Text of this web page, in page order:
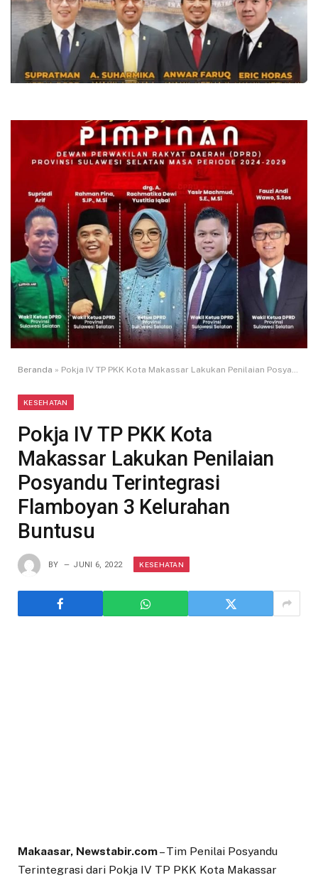
Beranda » Pokja IV TP PKK Kota Makassar Lakukan Penilaian Posyandu Terintegrasi Flamboyan 3 Kelurahan Buntusu
KESEHATAN
Pokja IV TP PKK Kota
Makassar Lakukan Penilaian
Posyandu Terintegrasi
Flamboyan 3 Kelurahan
Buntusu
BY JUNI 6, 2022 KESEHATAN
Makaasar, Newstabir.com– Tim Penilai Posyandu
Terintegrasi dari Pokja IV TP PKK Kota Makassar